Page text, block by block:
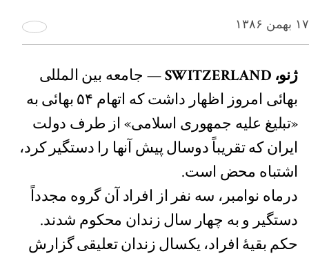
۱۷ بهمن ۱۳۸۶
ژنو، SWITZERLAND
— جامعه بین المللی
بهائی امروز اظهار داشت که اتهام ۵۴ بهائی به
«تبلیغ علیه جمهوری اسلامی» از طرف دولت
ایران که تقریباً دوسال پیش آنها را دستگیر کرد،
اشتباه محض است.
درماه نوامبر، سه نفر از افراد آن گروه مجدداً
دستگیر و به چهار سال زندان محکوم شدند.
حکم بقیۀ افراد، یکسال زندان تعلیقی گزارش